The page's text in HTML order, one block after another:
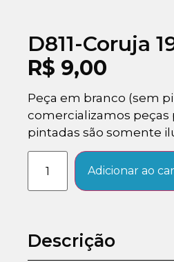
D811-Coruja
R$ 9,00
Peça em branco (sem
comercializamos peças
pintadas são somente
Adicionar ao
Descrição